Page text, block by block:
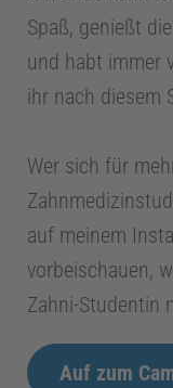
Spaß, genießt
und habt immer
ihr nach diesem
Wer sich für
auf meinem
vorbeischauen,
Zahni-Studentin
Auf zum